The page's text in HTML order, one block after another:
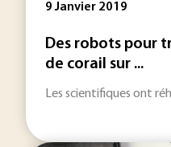
9 Janvier 2019
Des robots pour
de corail sur ...
Les scientifiques ont